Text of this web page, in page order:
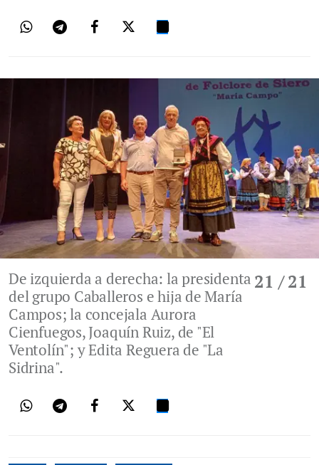
21 / 21
De izquierda a derecha: la presidenta
del grupo Caballeros e hija de María
Campos; la concejala Aurora
Cienfuegos, Joaquín Ruiz, de "El
Ventolín"; y Edita Reguera de "La
Sidrina".